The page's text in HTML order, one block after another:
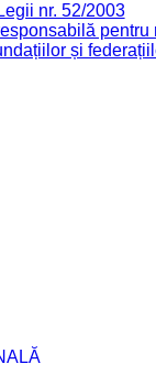
nr. 52/2003
și